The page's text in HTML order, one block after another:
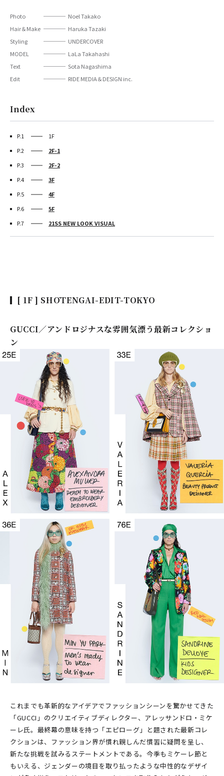
Photo
Noel Takako
Hair＆Make
Haruka Tazaki
Styling
UNDERCOVER
MODEL
LaLa Takahashi
Text
Sota Nagashima
Edit
RIDE MEDIA＆DESIGN inc.
Index
P.1
1F
P.2
2F-1
P.3
2F-2
P.4
3F
P.5
4F
P.6
5F
P.7
21SS NEW LOOK VISUAL
[ 1F ] SHŌTENGAI-EDIT-TOKYO
GUCCI／アンドロジナスな雰囲気漂う最新コレクショ
ン
これまでも革新的なアイデアでファッションシーンを驚かせてきた
「GUCCI」のクリエイティブディレクター、アレッサンドロ・ミケ
ーレ氏。最終幕の意味を持つ「エピローグ」と題された最新コレ
クションは、ファッション界が慣れ親しんだ慣習に疑問を呈し、
新たな挑戦を試みるステートメントである。今季もミケーレ節と
もいえる、ジェンダーの境目を取り払ったような中性的なデザイ